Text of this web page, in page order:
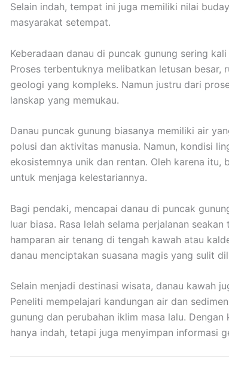
Selain indah, tempat ini juga memiliki nilai
masyarakat setempat.
Keberadaan danau di puncak gunung sering
Proses terbentuknya melibatkan letusan besar,
geologi yang kompleks. Namun justru dari
lanskap yang memukau.
Danau puncak gunung biasanya memiliki air
polusi dan aktivitas manusia. Namun, kondisi
ekosistemnya unik dan rentan. Oleh karena itu,
untuk menjaga kelestariannya.
Bagi pendaki, mencapai danau di puncak
luar biasa. Rasa lelah selama perjalanan
hamparan air tenang di tengah kawah atau
danau menciptakan suasana magis yang sulit
Selain menjadi destinasi wisata, danau kawah
Peneliti mempelajari kandungan air dan
gunung dan perubahan iklim masa lalu.
hanya indah, tetapi juga menyimpan informasi